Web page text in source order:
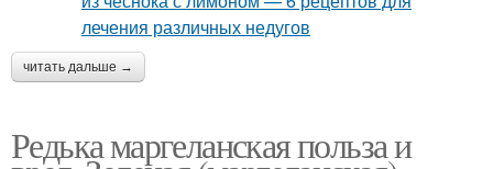
читать дальше →
Редька маргеланская польза и